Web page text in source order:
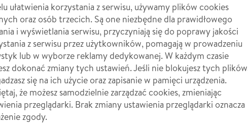
FAQ:
ułatwienia korzystania z serwisu, używamy plików cookies
oraz osób trzecich. Są one niezbędne dla prawidłowego
i wyświetlania serwisu, przyczyniają się do poprawy jakości
z serwisu przez użytkowników, pomagają w prowadzeniu
lub w wyborze reklamy dedykowanej. W każdym czasie
dokonać zmiany tych ustawień. Jeśli nie blokujesz tych
się na ich użycie oraz zapisanie w pamięci urządzenia.
że możesz samodzielnie zarządzać cookies, zmieniając
przeglądarki. Brak zmiany ustawienia przeglądarki oznacza
zgody.